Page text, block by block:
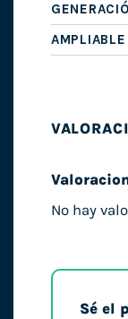
AMPLIABLE
No hay
Sé el